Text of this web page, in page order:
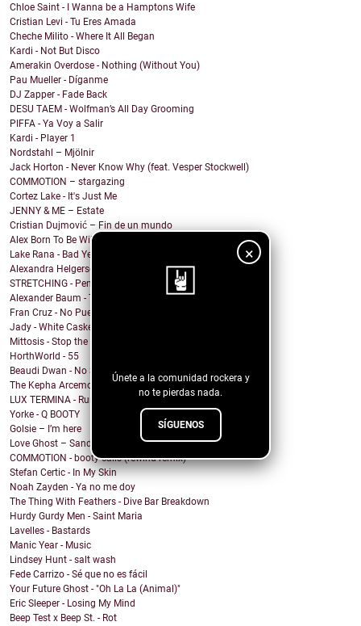
×
Únete a la comunidad rockera y
no te pierdas nada.
SÍGUENOS
Chloe Saint - I Wanna be a Hamptons Wife
Cristian Levi - Tu Eres Amada
Cheche Milito - Where It All Began
Kardi - Not But Disco
Amerakin Overdose - Nothing (Without You)
Pau Mueller - Díganme
DJ Zapper - Fade Back
DESU TAEM - Wolfman’s All Day Grooming
PIFFA - Ya Voy a Salir
Kardi - Player 1
Nordstahl – Mjölnir
Jack Horton - Never Know Why (feat. Vesper Stockwell)
COMMOTION – stargazing
Cortez Lake - It's Just Me
JENNY & ME – Estate
Cristian Dujmović – Fin de un mundo
Alex Born To Be Wild - Nice Girls
Lake Rana - Bad Year
Alexandra Helgerson - We're Never Going Out
STRETCHING - Pencil Me In
Alexander Baum - Träume
Fran Cruz - No Puedo
Jady - White Casket
Mittosis - Stop the questions
HorthWorld - 55
Beaudi Dwan - No Sense To Me
The Kepha Arcemont Experiment - Southern Boy
LUX TERMINA - Run Rabbit Run
Yorke - Q BOOTY
Golsie – I’m here
Love Ghost – Sandcastles
COMMOTION - booty calls (rewind remix)
Stefan Certic - In My Skin
Noah Zayden - Ya no me doy
The Thing With Feathers - Dive Bar Breakdown
Hurdy Gurdy Men - Saint Maria
Lavelles - Bastards
Manic Year - Music
Lindsey Hunt - salt wash
Fede Carrizo - Sé que no es fácil
Your Future Ghost - "Oh La La (Animal)"
Eric Sleeper - Losing My Mind
Beep Test x Beep St. - Rot